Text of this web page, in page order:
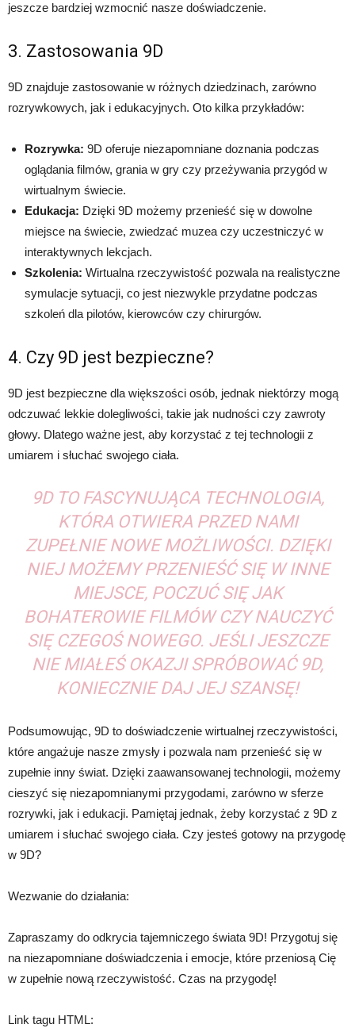
jeszcze bardziej wzmocnić nasze doświadczenie.
3. Zastosowania 9D
9D znajduje zastosowanie w różnych dziedzinach, zarówno
rozrywkowych, jak i edukacyjnych. Oto kilka przykładów:
Rozrywka: 9D oferuje niezapomniane doznania podczas
oglądania filmów, grania w gry czy przeżywania przygód w
wirtualnym świecie.
Edukacja: Dzięki 9D możemy przenieść się w dowolne
miejsce na świecie, zwiedzać muzea czy uczestniczyć w
interaktywnych lekcjach.
Szkolenia: Wirtualna rzeczywistość pozwala na realistyczne
symulacje sytuacji, co jest niezwykle przydatne podczas
szkoleń dla pilotów, kierowców czy chirurgów.
4. Czy 9D jest bezpieczne?
9D jest bezpieczne dla większości osób, jednak niektórzy mogą
odczuwać lekkie dolegliwości, takie jak nudności czy zawroty
głowy. Dlatego ważne jest, aby korzystać z tej technologii z
umiarem i słuchać swojego ciała.
9D TO FASCYNUJĄCA TECHNOLOGIA,
KTÓRA OTWIERA PRZED NAMI
ZUPEŁNIE NOWE MOŻLIWOŚCI. DZIĘKI
NIEJ MOŻEMY PRZENIEŚĆ SIĘ W INNE
MIEJSCE, POCZUĆ SIĘ JAK
BOHATEROWIE FILMÓW CZY NAUCZYĆ
SIĘ CZEGOŚ NOWEGO. JEŚLI JESZCZE
NIE MIAŁEŚ OKAZJI SPRÓBOWAĆ 9D,
KONIECZNIE DAJ JEJ SZANSĘ!
Podsumowując, 9D to doświadczenie wirtualnej rzeczywistości,
które angażuje nasze zmysły i pozwala nam przenieść się w
zupełnie inny świat. Dzięki zaawansowanej technologii, możemy
cieszyć się niezapomnianymi przygodami, zarówno w sferze
rozrywki, jak i edukacji. Pamiętaj jednak, żeby korzystać z 9D z
umiarem i słuchać swojego ciała. Czy jesteś gotowy na przygodę
w 9D?
Wezwanie do działania:
Zapraszamy do odkrycia tajemniczego świata 9D! Przygotuj się
na niezapomniane doświadczenia i emocje, które przeniosą Cię
w zupełnie nową rzeczywistość. Czas na przygodę!
Link tagu HTML: